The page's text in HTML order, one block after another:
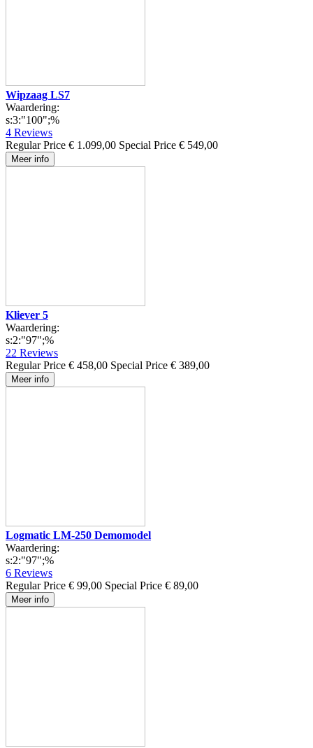
Wipzaag LS7
Waardering:
s:3:"100";%
4 Reviews
Regular Price € 1.099,00 Special Price € 549,00
Meer info
Kliever 5
Waardering:
s:2:"97";%
22 Reviews
Regular Price € 458,00 Special Price € 389,00
Meer info
Logmatic LM-250 Demomodel
Waardering:
s:2:"97";%
6 Reviews
Regular Price € 99,00 Special Price € 89,00
Meer info